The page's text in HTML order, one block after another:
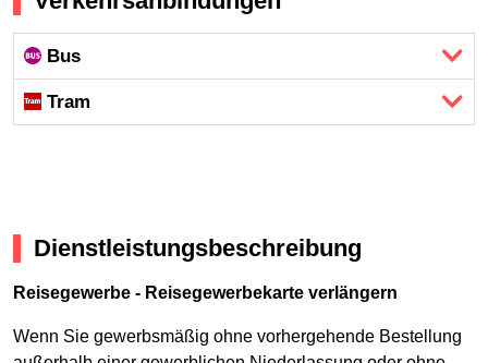
Bus
Tram
Dienstleistungsbeschreibung
Reisegewerbe - Reisegewerbekarte verlängern
Wenn Sie gewerbsmäßig ohne vorhergehende Bestellung